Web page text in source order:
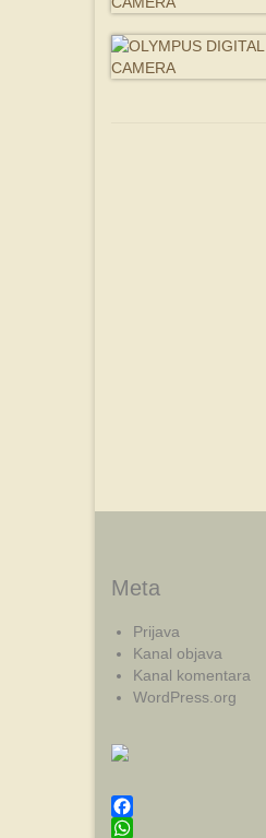
Meta
Prijava
Kanal objava
Kanal komentara
WordPress.org
Facebook